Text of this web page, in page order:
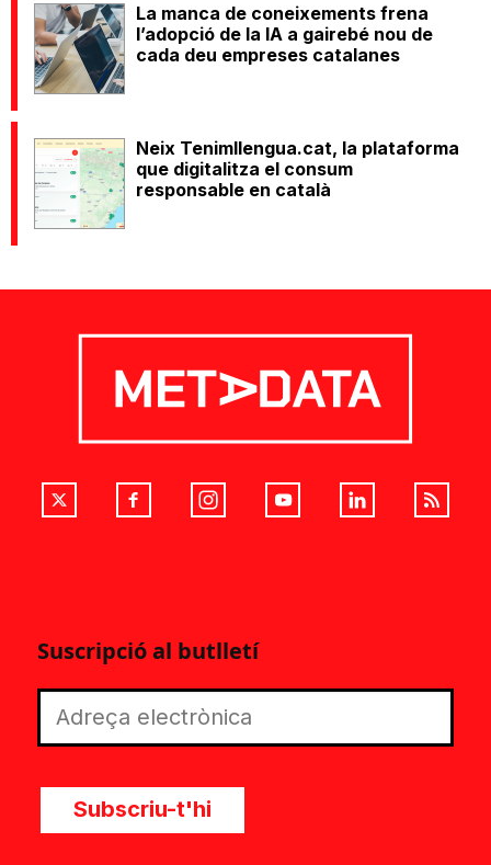
La manca de coneixements frena
l’adopció de la IA a gairebé nou de
cada deu empreses catalanes
Neix Tenimllengua.cat, la plataforma
que digitalitza el consum
responsable en català
Suscripció al butlletí
Subscriu-t'hi